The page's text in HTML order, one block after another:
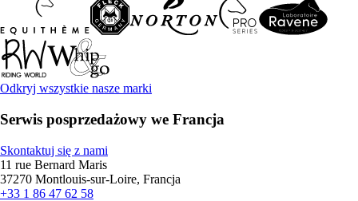
Odkryj wszystkie nasze marki
Serwis posprzedażowy we Francja
Skontaktuj się z nami
11 rue Bernard Maris
37270 Montlouis-sur-Loire, Francja
+33 1 86 47 62 58